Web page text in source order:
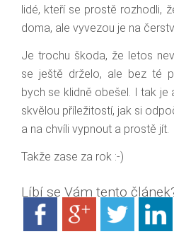
lidé, kteří se prostě rozhodli,
doma, ale vyvezou je na
Je trochu škoda, že letos
se ještě drželo, ale bez té
bych se klidně obešel. I tak je
skvělou příležitostí, jak si
a na chvíli vypnout a prostě jít.
Takže zase za rok :-)
Líbí se Vám tento